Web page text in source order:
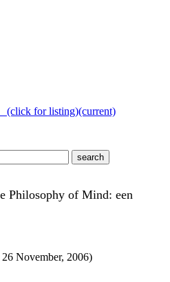
for listing)(current)
Philosophy of Mind: een
November, 2006)